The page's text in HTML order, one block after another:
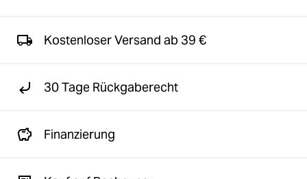
Kostenloser Versand ab 39 €
30 Tage Rückgaberecht
Finanzierung